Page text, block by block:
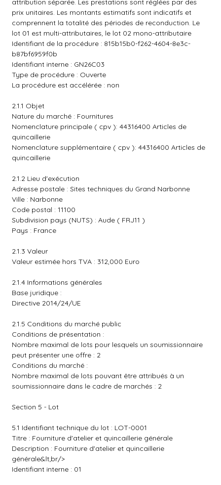
attribution séparée. Les prestations sont réglées par des
prix unitaires. Les montants estimatifs sont indicatifs et
comprennent la totalité des périodes de reconduction. Le
lot 01 est multi-attributaires, le lot 02 mono-attributaire
Identifiant de la procédure : 815b15b0-f262-4604-8e3c-
b87bf6959f0b
Identifiant interne : GN26C03
Type de procédure : Ouverte
La procédure est accélérée : non
2.1.1 Objet
Nature du marché : Fournitures
Nomenclature principale ( cpv ): 44316400 Articles de
quincaillerie
Nomenclature supplémentaire ( cpv ): 44316400 Articles de
quincaillerie
2.1.2 Lieu d'exécution
Adresse postale : Sites techniques du Grand Narbonne
Ville : Narbonne
Code postal : 11100
Subdivision pays (NUTS) : Aude ( FRJ11 )
Pays : France
2.1.3 Valeur
Valeur estimée hors TVA : 312,000 Euro
2.1.4 Informations générales
Base juridique :
Directive 2014/24/UE
2.1.5 Conditions du marché public
Conditions de présentation :
Nombre maximal de lots pour lesquels un soumissionnaire
peut présenter une offre : 2
Conditions du marché :
Nombre maximal de lots pouvant être attribués à un
soumissionnaire dans le cadre de marchés : 2
Section 5 - Lot
5.1 Identifiant technique du lot : LOT-0001
Titre : Fourniture d'atelier et quincaillerie générale
Description : Fourniture d'atelier et quincaillerie
générale&lt;br/>
Identifiant interne : 01